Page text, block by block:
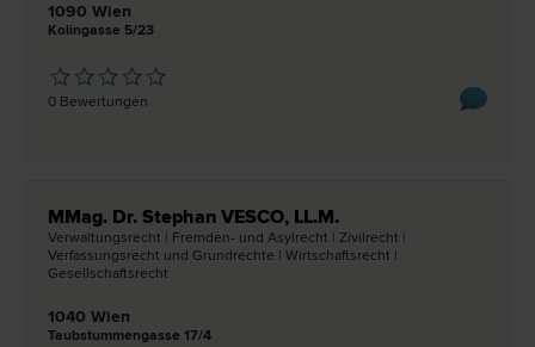
1090 Wien
Kolingasse 5/23
0 Bewertungen
MMag. Dr. Stephan VESCO, LL.M.
Verwaltungs­recht | Fremden- und Asyl­recht | Zivil­recht |
Verfassungs­recht und Grund­rechte | Wirtschafts­recht |
Gesellschafts­recht
1040 Wien
Taubstummengasse 17/4